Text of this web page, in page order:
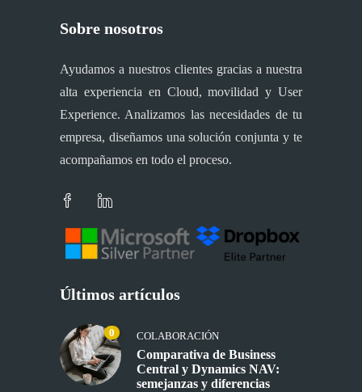
Sobre nosotros
Ayudamos a nuestros clientes gracias a nuestra
alta experiencia en Cloud, movilidad y User
Experience. Analizamos las necesidades de tu
empresa, diseñamos una solución conjunta y te
acompañamos en todo el proceso.
Últimos artículos
0 COLABORACIÓN
Comparativa de Business
Central y Dynamics NAV:
semejanzas y diferencias